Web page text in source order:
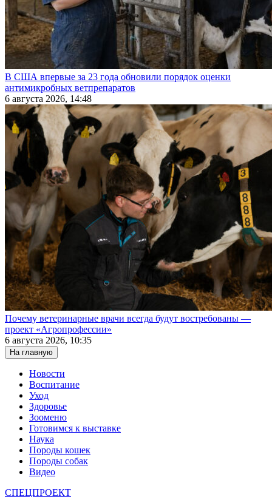
В США впервые за 23 года обновили порядок оценки
антимикробных ветпрепаратов
6 августа 2026, 14:48
Почему ветеринарные врачи всегда будут востребованы —
проект «Агропрофессии»
6 августа 2026, 10:35
На главную
Новости
Воспитание
Уход
Здоровье
Зооменю
Готовимся к выставке
Наука
Породы кошек
Породы собак
Видео
СПЕЦПРОЕКТ